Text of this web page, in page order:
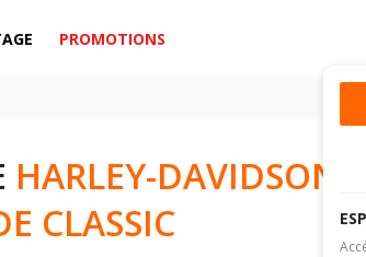
PROMOTIONS
HARLEY-DAVIDSON
CLASSIC